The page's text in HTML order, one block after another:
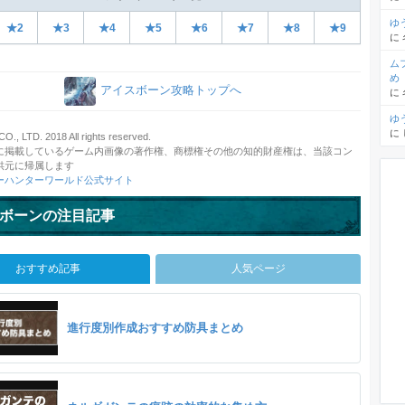
★2 ★3 ★4 ★5 ★6 ★7 ★8 ★9
アイスボーン攻略トップへ
LTD. 2018 All rights reserved.
載しているゲーム内画像の著作権、商標権その他の知的財産権は、当該コン
元に帰属します
ンターワールド公式サイト
ーンの注目記事
おすすめ記事 人気ページ
進行度別作成おすすめ防具まとめ
ゆ
に
ム
め
に
ゆ
に